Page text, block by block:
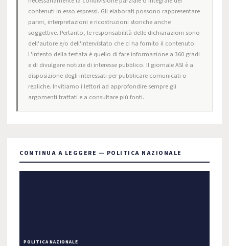
contenuti in esso espressi. Gli elaborati possono rappresentare
pareri, interpretazioni e ricostruzioni storiche anche
soggettive. Pertanto, le responsabilità delle dichiarazioni sono
dell'autore e/o dell'intervistato che ci ha fornito il contenuto.
L'intento della testata è quello di fare informazione a 360 gradi
e di divulgare notizie di interesse pubblico. Il giornale ASI è a
disposizione degli interessati per pubblicare comunicati o
repliche. Invitiamo i lettori ad approfondire sempre gli
argomenti trattati e a consultare più fonti.
CONTINUA A LEGGERE — POLITICA NAZIONALE
POLITICA NAZIONALE